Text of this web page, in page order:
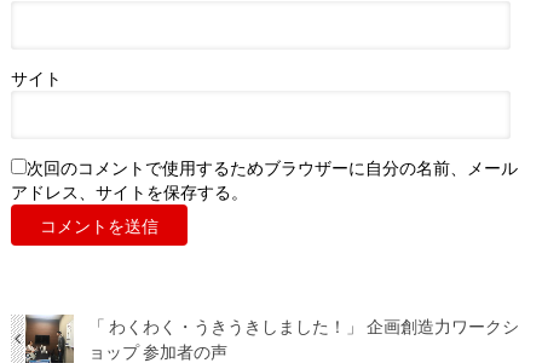
サイト
次回のコメントで使用するためブラウザーに自分の名前、メール
アドレス、サイトを保存する。
「 わくわく・うきうきしました！」 企画創造力ワークシ
ョップ 参加者の声